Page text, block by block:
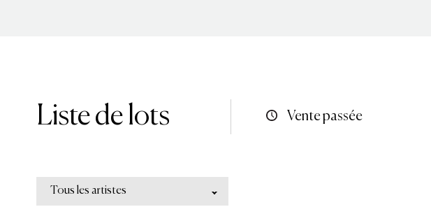
Liste de lots Vente passée
Tous les artistes